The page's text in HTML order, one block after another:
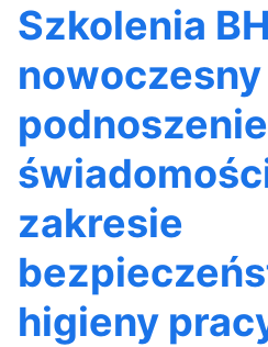
Szkolenia
podnoszenie
zakresie
higieny